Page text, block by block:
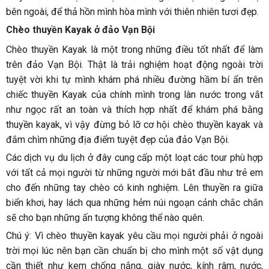
bên ngoài, để thả hồn mình hòa mình với thiên nhiên tươi đẹp.
Chèo thuyền Kayak ở đảo Vạn Bội
Chèo thuyền Kayak là một trong những điều tốt nhất để làm
trên đảo Vạn Bội. Thật là trải nghiệm hoạt động ngoài trời
tuyệt vời khi tự mình khám phá nhiều đường hầm bí ẩn trên
chiếc thuyền Kayak của chính mình trong làn nước trong vắt
như ngọc rất an toàn và thích hợp nhất để khám phá bằng
thuyền kayak, vì vậy đừng bỏ lỡ cơ hội chèo thuyền kayak và
đắm chìm những địa điểm tuyệt đẹp của đảo Vạn Bội.
Các dịch vụ du lịch ở đây cung cấp một loạt các tour phù hợp
với tất cả mọi người từ những người mới bắt đầu như trẻ em
cho đến những tay chèo có kinh nghiệm. Lên thuyền ra giữa
biển khơi, hay lách qua những hẻm núi ngoạn cảnh chắc chắn
sẽ cho bạn những ấn tượng không thể nào quên.
Chú ý: Vì chèo thuyền kayak yêu cầu mọi người phải ở ngoài
trời mọi lúc nên bạn cần chuẩn bị cho mình một số vật dụng
cần thiết như kem chống nắng, giày nước, kính râm, nước,